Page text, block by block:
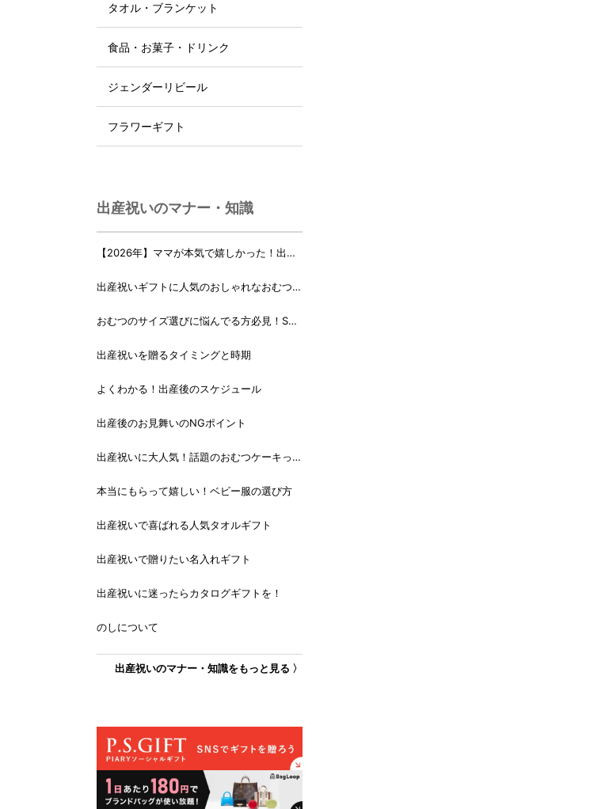
タオル・ブランケット
食品・お菓子・ドリンク
ジェンダーリビール
フラワーギフト
出産祝いのマナー・知識
【2026年】ママが本気で嬉しかった！出産
出産祝いギフトに人気のおしゃれなおむつケ
おむつのサイズ選びに悩んでる方必見！Sサ
出産祝いを贈るタイミングと時期
よくわかる！出産後のスケジュール
出産後のお見舞いのNGポイント
出産祝いに大人気！話題のおむつケーキっ
本当にもらって嬉しい！ベビー服の選び方
出産祝いで喜ばれる人気タオルギフト
出産祝いで贈りたい名入れギフト
出産祝いに迷ったらカタログギフトを！
のしについて
出産祝いのマナー・知識をもっと見る 〉